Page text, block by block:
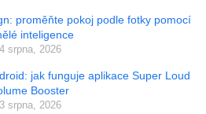
proměňte pokoj podle fotky pomocí
inteligence
4 srpna, 2026
jak funguje aplikace Super Loud
Booster
3 srpna, 2026